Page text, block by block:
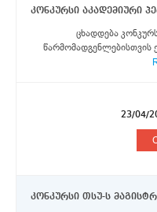
ცხადდება
წარმომადგენლებისთვის
23/04/